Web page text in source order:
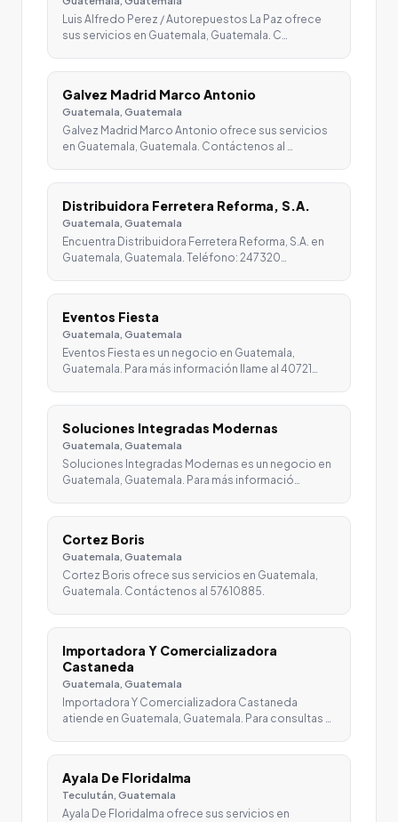
Luis Alfredo Perez / Autorepuestos La Paz ofrece
sus servicios en Guatemala, Guatemala. C…
Galvez Madrid Marco Antonio
Guatemala, Guatemala
Galvez Madrid Marco Antonio ofrece sus servicios
en Guatemala, Guatemala. Contáctenos al …
Distribuidora Ferretera Reforma, S.A.
Guatemala, Guatemala
Encuentra Distribuidora Ferretera Reforma, S.A. en
Guatemala, Guatemala. Teléfono: 247320…
Eventos Fiesta
Guatemala, Guatemala
Eventos Fiesta es un negocio en Guatemala,
Guatemala. Para más información llame al 40721…
Soluciones Integradas Modernas
Guatemala, Guatemala
Soluciones Integradas Modernas es un negocio en
Guatemala, Guatemala. Para más informació…
Cortez Boris
Guatemala, Guatemala
Cortez Boris ofrece sus servicios en Guatemala,
Guatemala. Contáctenos al 57610885.
Importadora Y Comercializadora
Castaneda
Guatemala, Guatemala
Importadora Y Comercializadora Castaneda
atiende en Guatemala, Guatemala. Para consultas …
Ayala De Floridalma
Teculután, Guatemala
Ayala De Floridalma ofrece sus servicios en